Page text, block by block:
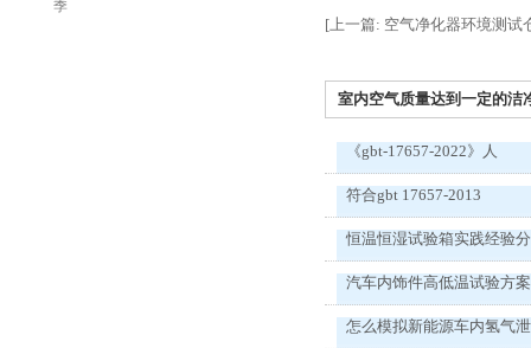
季
[上一篇: 空气净化器环境测试
室内空气质量达到一定的洁
《gbt-17657-2022》人
符合gbt 17657-2013
恒温恒湿试验箱实践经验
汽车内饰件高低温试验方案
怎么模拟新能源车内氢气